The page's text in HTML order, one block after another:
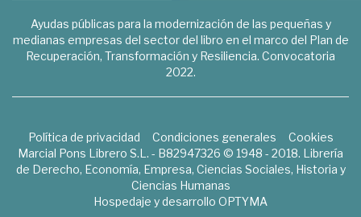
Ayudas públicas para la modernización de las pequeñas y
medianas empresas del sector del libro en el marco del Plan de
Recuperación, Transformación y Resiliencia. Convocatoria
2022.
Política de privacidad Condiciones generales
Cookies
Marcial Pons Librero S.L. - B82947326 © 1948 - 2018. Librería
de Derecho, Economía, Empresa, Ciencias Sociales, Historia y
Ciencias Humanas
Hospedaje y desarrollo OPTYMA